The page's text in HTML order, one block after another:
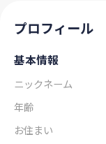
プロフィール
基本情報
ニックネーム
年齢
お住まい